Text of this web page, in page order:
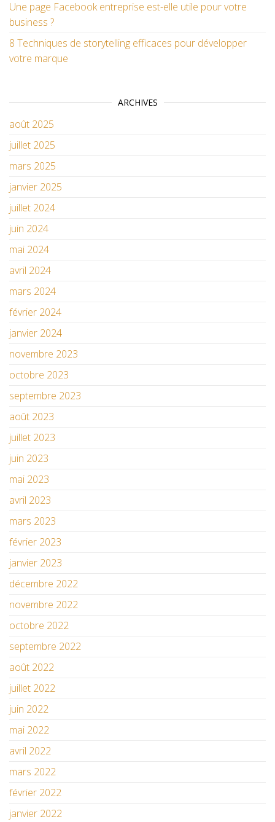
Une page Facebook entreprise est-elle utile pour votre
business ?
8 Techniques de storytelling efficaces pour développer
votre marque
ARCHIVES
août 2025
juillet 2025
mars 2025
janvier 2025
juillet 2024
juin 2024
mai 2024
avril 2024
mars 2024
février 2024
janvier 2024
novembre 2023
octobre 2023
septembre 2023
août 2023
juillet 2023
juin 2023
mai 2023
avril 2023
mars 2023
février 2023
janvier 2023
décembre 2022
novembre 2022
octobre 2022
septembre 2022
août 2022
juillet 2022
juin 2022
mai 2022
avril 2022
mars 2022
février 2022
janvier 2022